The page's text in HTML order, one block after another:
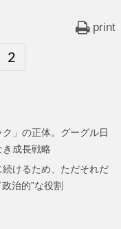
print
,
固
ー
ジ
2
」の正体。グーグル日
成長戦略
けるため、ただそれだ
治的”な役割